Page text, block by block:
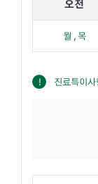
오전
월 , 목
진료특이